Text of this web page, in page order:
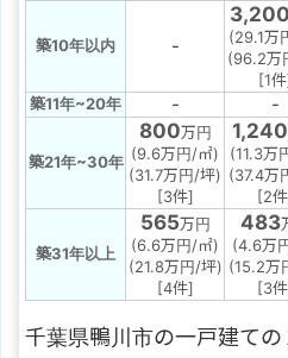
築10年以内 -
3,200
(29.1万
(96.2万
[1
築11年~20年 - -
築21年~30年
800万円
(9.6万円/㎡)
(31.7万円/坪)
[3件]
1,240
(11.3万
(37.4万
[2
築31年以上
565万円
(6.6万円/㎡)
(21.8万円/坪)
[4件]
483
(4.6万
(15.2万
[3
千葉県鴨川市の一戸建て